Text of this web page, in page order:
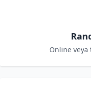
Online veya